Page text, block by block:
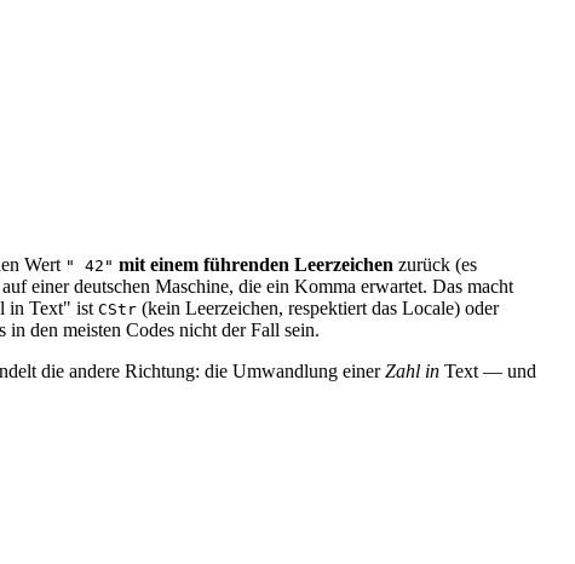
Wert " 42" mit einem führenden Leerzeichen zurück (es
einer deutschen Maschine, die ein Komma erwartet. Das macht
in Text" ist CStr (kein Leerzeichen, respektiert das Locale) oder
den meisten Codes nicht der Fall sein.
die andere Richtung: die Umwandlung einerZahl in Text — und